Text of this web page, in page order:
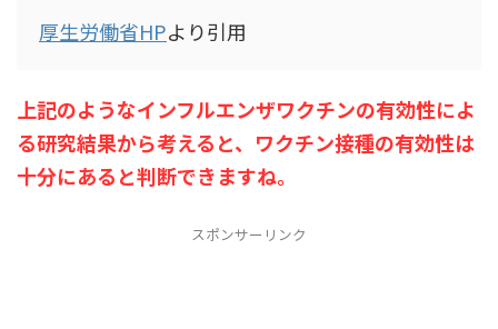
厚生労働省HPより引用
上記のようなインフルエンザワクチンの有効性によ
る研究結果から考えると、ワクチン接種の有効性は
十分にあると判断できますね。
スポンサーリンク